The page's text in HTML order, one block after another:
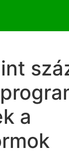
a